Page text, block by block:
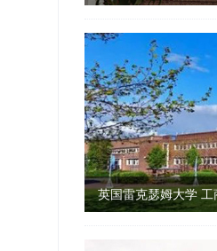
英国雷克瑟姆大学